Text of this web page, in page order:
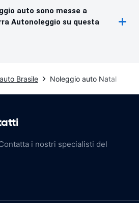
auto sono messe a
Autonoleggio su questa
Brasile Noleggio auto Natal
i nostri specialisti del